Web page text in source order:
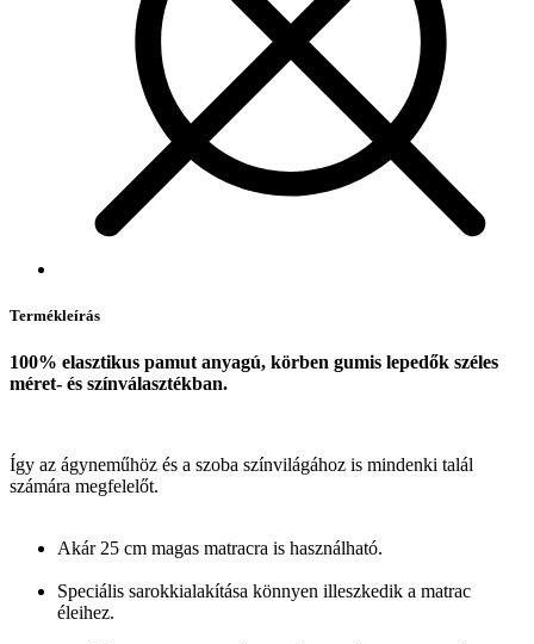
Termékleírás
100% elasztikus pamut anyagú, körben gumis lepedők széles
méret- és színválasztékban.
Így az ágyneműhöz és a szoba színvilágához is mindenki talál
számára megfelelőt.
Akár 25 cm magas matracra is használható.
Speciális sarokkialakítása könnyen illeszkedik a matrac
éleihez.